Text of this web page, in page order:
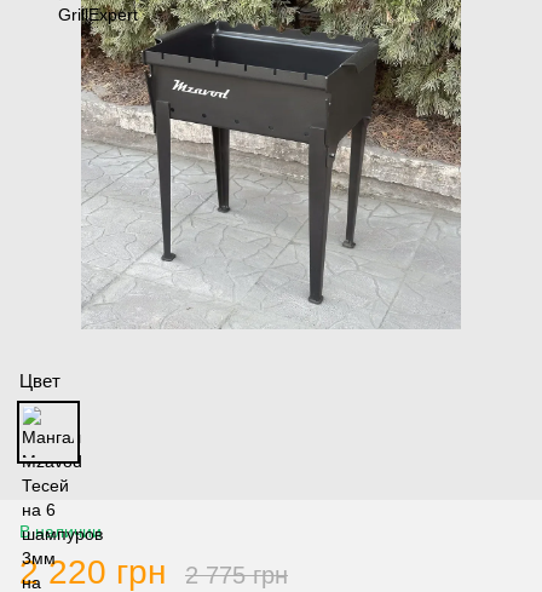
Цвет
В наличии
2 220 грн 2 775 грн